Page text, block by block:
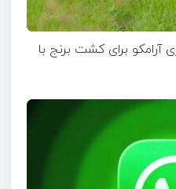
دلاری آرامکو برای کشت برنج با